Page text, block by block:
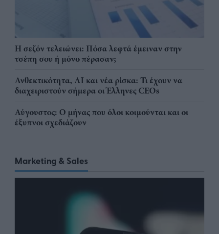
Η σεζόν τελειώνει: Πόσα λεφτά έμειναν στην
τσέπη σου ή μόνο πέρασαν;
Ανθεκτικότητα, AI και νέα ρίσκα: Τι έχουν να
διαχειριστούν σήμερα οι Έλληνες CEOs
Αύγουστος: Ο μήνας που όλοι κοιμούνται και οι
έξυπνοι σχεδιάζουν
Marketing & Sales